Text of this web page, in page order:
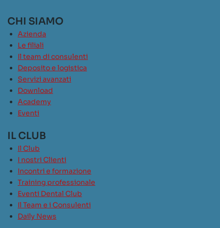
CHI SIAMO
Azienda
Le filiali
Il team di consulenti
Deposito e logistica
Servizi avanzati
Download
Academy
Eventi
IL CLUB
Il Club
I nostri Clienti
Incontri e formazione
Training professionale
Eventi Dental Club
Il Team e i Consulenti
Daily News